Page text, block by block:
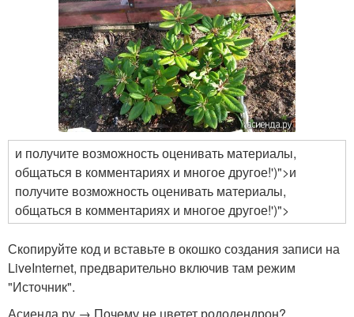
и получите возможность оценивать материалы,
общаться в комментариях и многое другое!')">и
получите возможность оценивать материалы,
общаться в комментариях и многое другое!')">
Скопируйте код и вставьте в окошко создания записи на
LiveInternet, предварительно включив там режим
"Источник".